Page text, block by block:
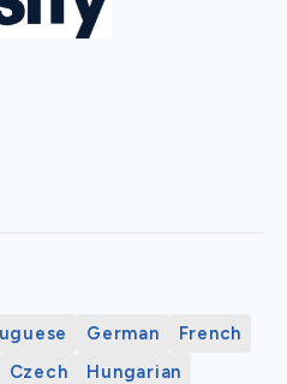
German
French
Czech
Hungarian